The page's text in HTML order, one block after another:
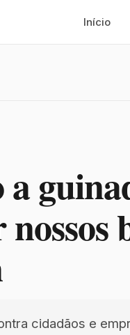
Início
a
cidadãos e